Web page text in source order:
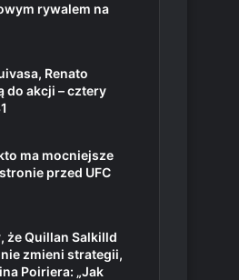
rywalem na
Renato
do akcji – cztery
ma mocniejsze
przed UFC
że Quillan Salkilld
zmieni strategii,
Poiriera: „Jak